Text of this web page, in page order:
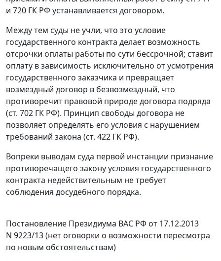
и 720 ГК РФ устанавливается договором.
Между тем суды не учли, что это условие
государственного контракта делает возможность
отсрочки оплаты работы по сути бессрочной; ставит
оплату в зависимость исключительно от усмотрения
государственного заказчика и превращает
возмездный договор в безвозмездный, что
противоречит правовой природе договора подряда
(ст. 702 ГК РФ). Принцип свободы договора не
позволяет определять его условия с нарушением
требований закона (ст. 422 ГК РФ).
Вопреки выводам суда первой инстанции признание
противоречащего закону условия государственного
контракта недействительным не требует
соблюдения досудебного порядка.
Постановление Президиума ВАС РФ от 17.12.2013
N 9223/13 (нет оговорки о возможности пересмотра
по новым обстоятельствам)